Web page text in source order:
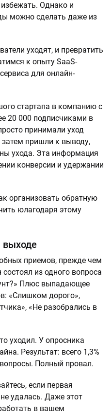
Однако и
можно сделать даже из
уходят, и превратить
к опыту SaaS-
для онлайн-
стартапа в компанию с
20 000 подписчиками в
принимали уход
пришли к выводу,
ухода. Эта информация
конверсии и удержании
организовать обратную
юлагодаря этому
выходе
приемов, прежде чем
из одного вопроса
Плюс выпадающее
«Слишком дорого»,
«Не разобрались в
уходил. У опросника
Результат: всего 1,3%
Полный провал.
если первая
удалась. Даже этот
в вашем